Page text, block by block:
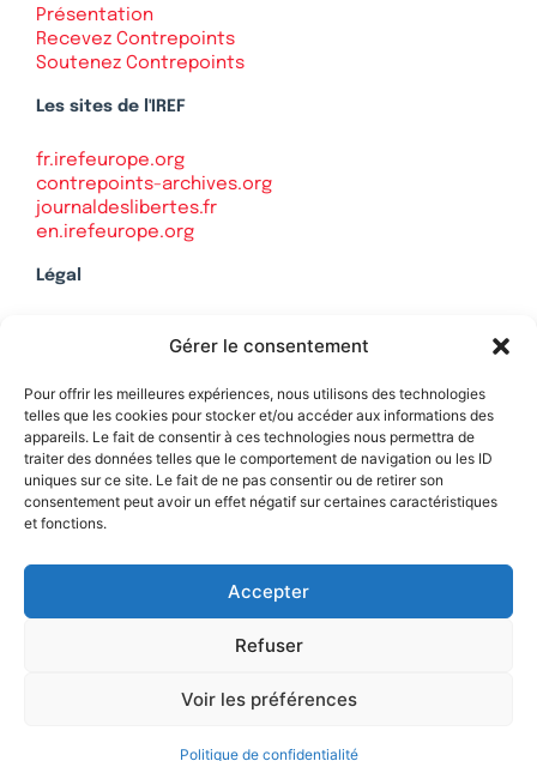
Gérer le consentement
Pour offrir les meilleures expériences, nous utilisons des technologies
telles que les cookies pour stocker et/ou accéder aux informations des
appareils. Le fait de consentir à ces technologies nous permettra de
traiter des données telles que le comportement de navigation ou les ID
uniques sur ce site. Le fait de ne pas consentir ou de retirer son
consentement peut avoir un effet négatif sur certaines caractéristiques
et fonctions.
Accepter
Refuser
Voir les préférences
Politique de confidentialité
Présentation
Recevez Contrepoints
Soutenez Contrepoints
Les sites de l'IREF
fr.irefeurope.org
contrepoints-archives.org
journaldeslibertes.fr
en.irefeurope.org
Légal
Politique de confidentialité
Contact
Soutenez Contrepoints
une réalisation SCENE 64